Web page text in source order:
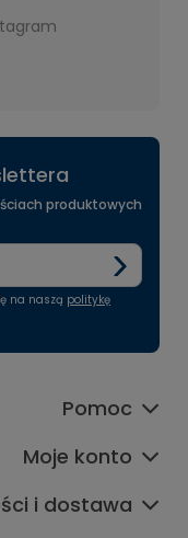
produktowych
na naszą politykę
Pomoc
Moje konto
i dostawa